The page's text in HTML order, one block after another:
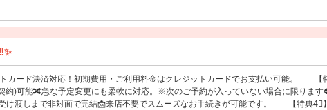
トカード決済対応！初期費用・ご利用料金はクレジットカードでお支払い可能。 【
約)可能🔀急な予定変更にも柔軟に対応。※次のご予約が入っていない場合に限りま
け渡しまで非対面で完結📩来店不要でスムーズなお手続きが可能です。 【特典4⃣